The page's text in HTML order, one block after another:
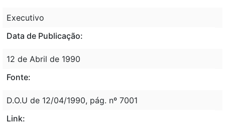
Executivo
Data de Publicação:
12 de Abril de 1990
Fonte:
D.O.U de 12/04/1990, pág. nº 7001
Link: